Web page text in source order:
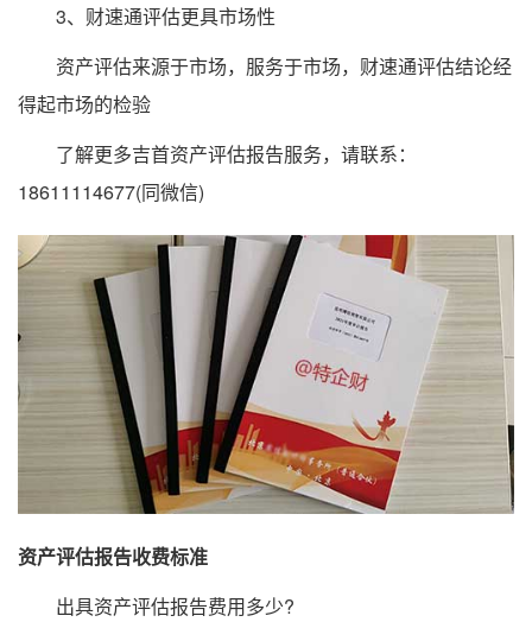
3、财速通评估更具市场性
资产评估来源于市场，服务于市场，财速通评估结论经
得起市场的检验
了解更多吉首资产评估报告服务，请联系：
18611114677(同微信)
资产评估报告收费标准
出具资产评估报告费用多少?